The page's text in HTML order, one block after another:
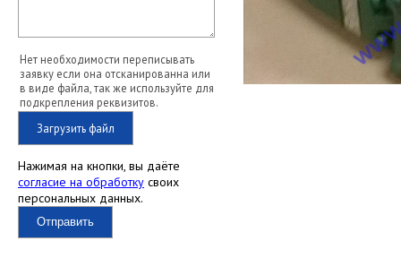
Нет необходимости переписывать
заявку если она отсканированна или
в виде файла, так же используйте для
подкрепления реквизитов.
Загрузить файл
Нажимая на кнопки, вы даёте
согласие на обработку своих
персональных данных.
Отправить